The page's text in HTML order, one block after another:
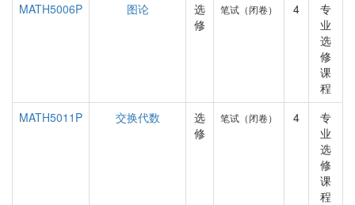
MATH5006P 图论
选
修
笔试（闭卷） 4
专
业
选
修
课
程
MATH5011P
交换代数
选
修
笔试（闭卷） 4
专
业
选
修
课
程